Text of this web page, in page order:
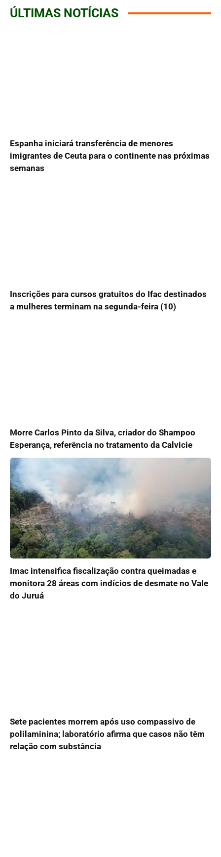
ÚLTIMAS NOTÍCIAS
Espanha iniciará transferência de menores
imigrantes de Ceuta para o continente nas próximas
semanas
Inscrições para cursos gratuitos do Ifac destinados
a mulheres terminam na segunda-feira (10)
Morre Carlos Pinto da Silva, criador do Shampoo
Esperança, referência no tratamento da Calvicie
Imac intensifica fiscalização contra queimadas e
monitora 28 áreas com indícios de desmate no Vale
do Juruá
Sete pacientes morrem após uso compassivo de
polilaminina; laboratório afirma que casos não têm
relação com substância